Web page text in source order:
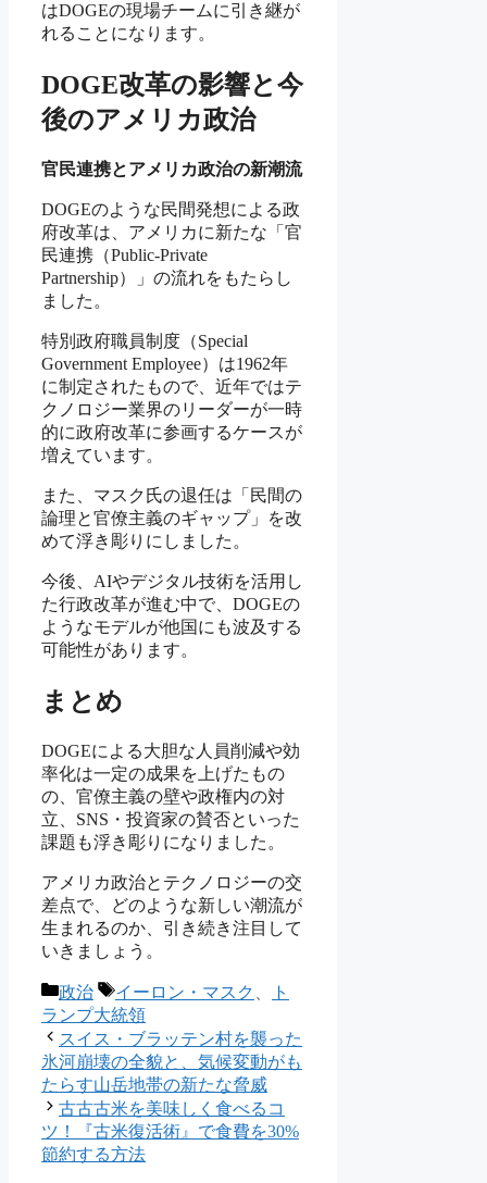
はDOGEの現場チームに引き継が
れることになります。
DOGE改革の影響と今
後のアメリカ政治
官民連携とアメリカ政治の新潮流
DOGEのような民間発想による政
府改革は、アメリカに新たな「官
民連携（Public-Private
Partnership）」の流れをもたらし
ました。
特別政府職員制度（Special
Government Employee）は1962年
に制定されたもので、近年ではテ
クノロジー業界のリーダーが一時
的に政府改革に参画するケースが
増えています。
また、マスク氏の退任は「民間の
論理と官僚主義のギャップ」を改
めて浮き彫りにしました。
今後、AIやデジタル技術を活用し
た行政改革が進む中で、DOGEの
ようなモデルが他国にも波及する
可能性があります。
まとめ
DOGEによる大胆な人員削減や効
率化は一定の成果を上げたもの
の、官僚主義の壁や政権内の対
立、SNS・投資家の賛否といった
課題も浮き彫りになりました。
アメリカ政治とテクノロジーの交
差点で、どのような新しい潮流が
生まれるのか、引き続き注目して
いきましょう。
カ
テ
ゴ
リ
ー
政治
タ
グ
イーロン・マスク
ト
ランプ大統領
スイス・ブラッテン村を襲った
氷河崩壊の全貌と、気候変動がも
たらす山岳地帯の新たな脅威
古古古米を美味しく食べるコ
ツ！『古米復活術』で食費を30%
節約する方法